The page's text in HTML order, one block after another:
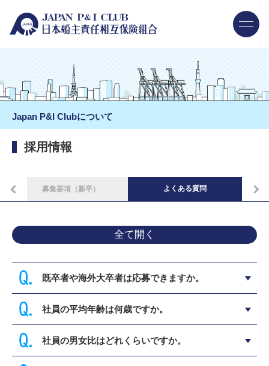
Japan P&I Clubについて
採用情報
募集要項（新卒） よくある質問
全て開く
既卒者や海外大卒者は応募できますか。
社員の平均年齢は何歳ですか。
社員の男女比はどれくらいですか。